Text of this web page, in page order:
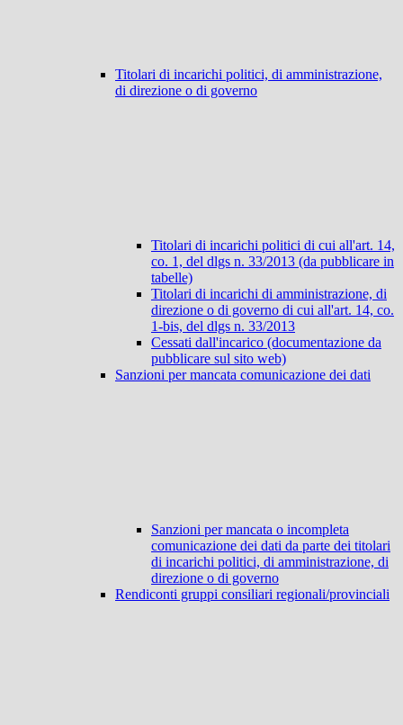
Titolari di incarichi politici, di amministrazione,
di direzione o di governo
Titolari di incarichi politici di cui all'art. 14,
co. 1, del dlgs n. 33/2013 (da pubblicare in
tabelle)
Titolari di incarichi di amministrazione, di
direzione o di governo di cui all'art. 14, co.
1-bis, del dlgs n. 33/2013
Cessati dall'incarico (documentazione da
pubblicare sul sito web)
Sanzioni per mancata comunicazione dei dati
Sanzioni per mancata o incompleta
comunicazione dei dati da parte dei titolari
di incarichi politici, di amministrazione, di
direzione o di governo
Rendiconti gruppi consiliari regionali/provinciali